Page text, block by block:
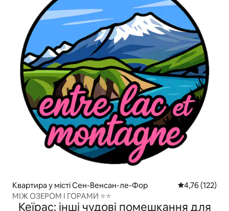
Квартира у місті Сен-Венсан-ле-Фор Середня
4,76 (122)
МІЖ ОЗЕРОМ І ГОРАМИ ⭐⭐
Кеїрас: інші чудові помешкання для